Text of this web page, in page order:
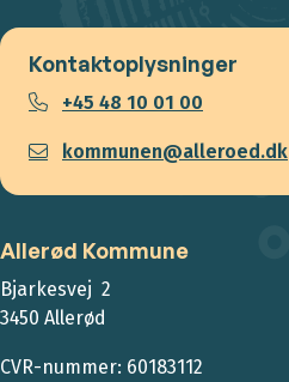
Kontaktoplysninger
+45 48 10 01 00
kommunen@alleroed.dk
Allerød Kommune
Bjarkesvej 2
3450 Allerød
CVR-nummer: 60183112